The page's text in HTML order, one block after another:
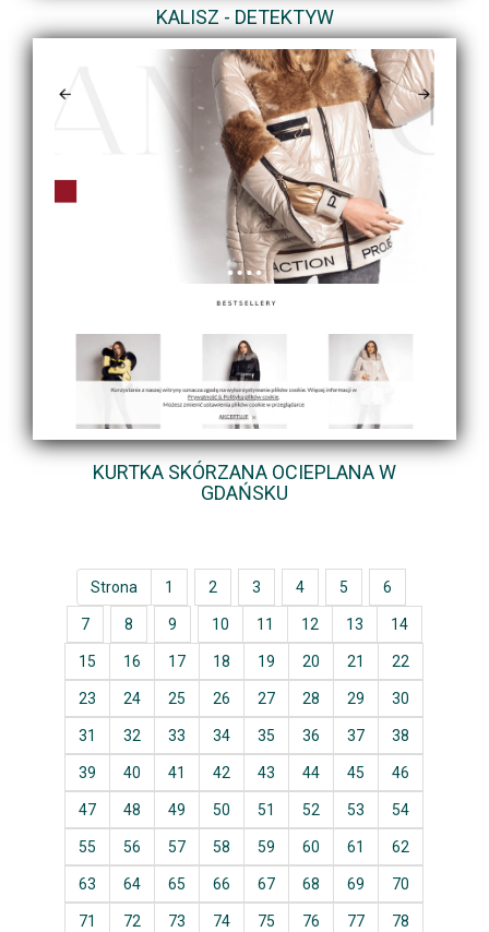
KALISZ - DETEKTYW
KURTKA SKÓRZANA OCIEPLANA W
GDAŃSKU
Strona 1 2 3 4 5 6
7 8 9 10 11 12 13 14
15 16 17 18 19 20 21 22
23 24 25 26 27 28 29 30
31 32 33 34 35 36 37 38
39 40 41 42 43 44 45 46
47 48 49 50 51 52 53 54
55 56 57 58 59 60 61 62
63 64 65 66 67 68 69 70
71 72 73 74 75 76 77 78